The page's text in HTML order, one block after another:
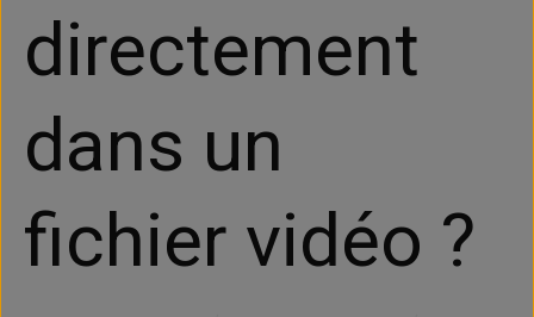
directement
dans un
fichier vidéo ?